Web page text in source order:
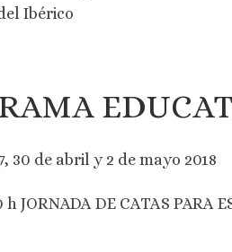
Ibérico
30 de abril y 2 de mayo 2018
h JORNADA DE CATAS PARA